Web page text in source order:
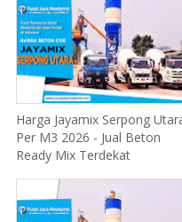
Harga Jayamix Serpong
Per M3 2026 - Jual Beton
Ready Mix Terdekat